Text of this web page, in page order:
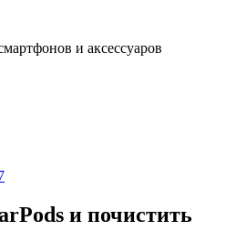
и аксессуаров
и почистить